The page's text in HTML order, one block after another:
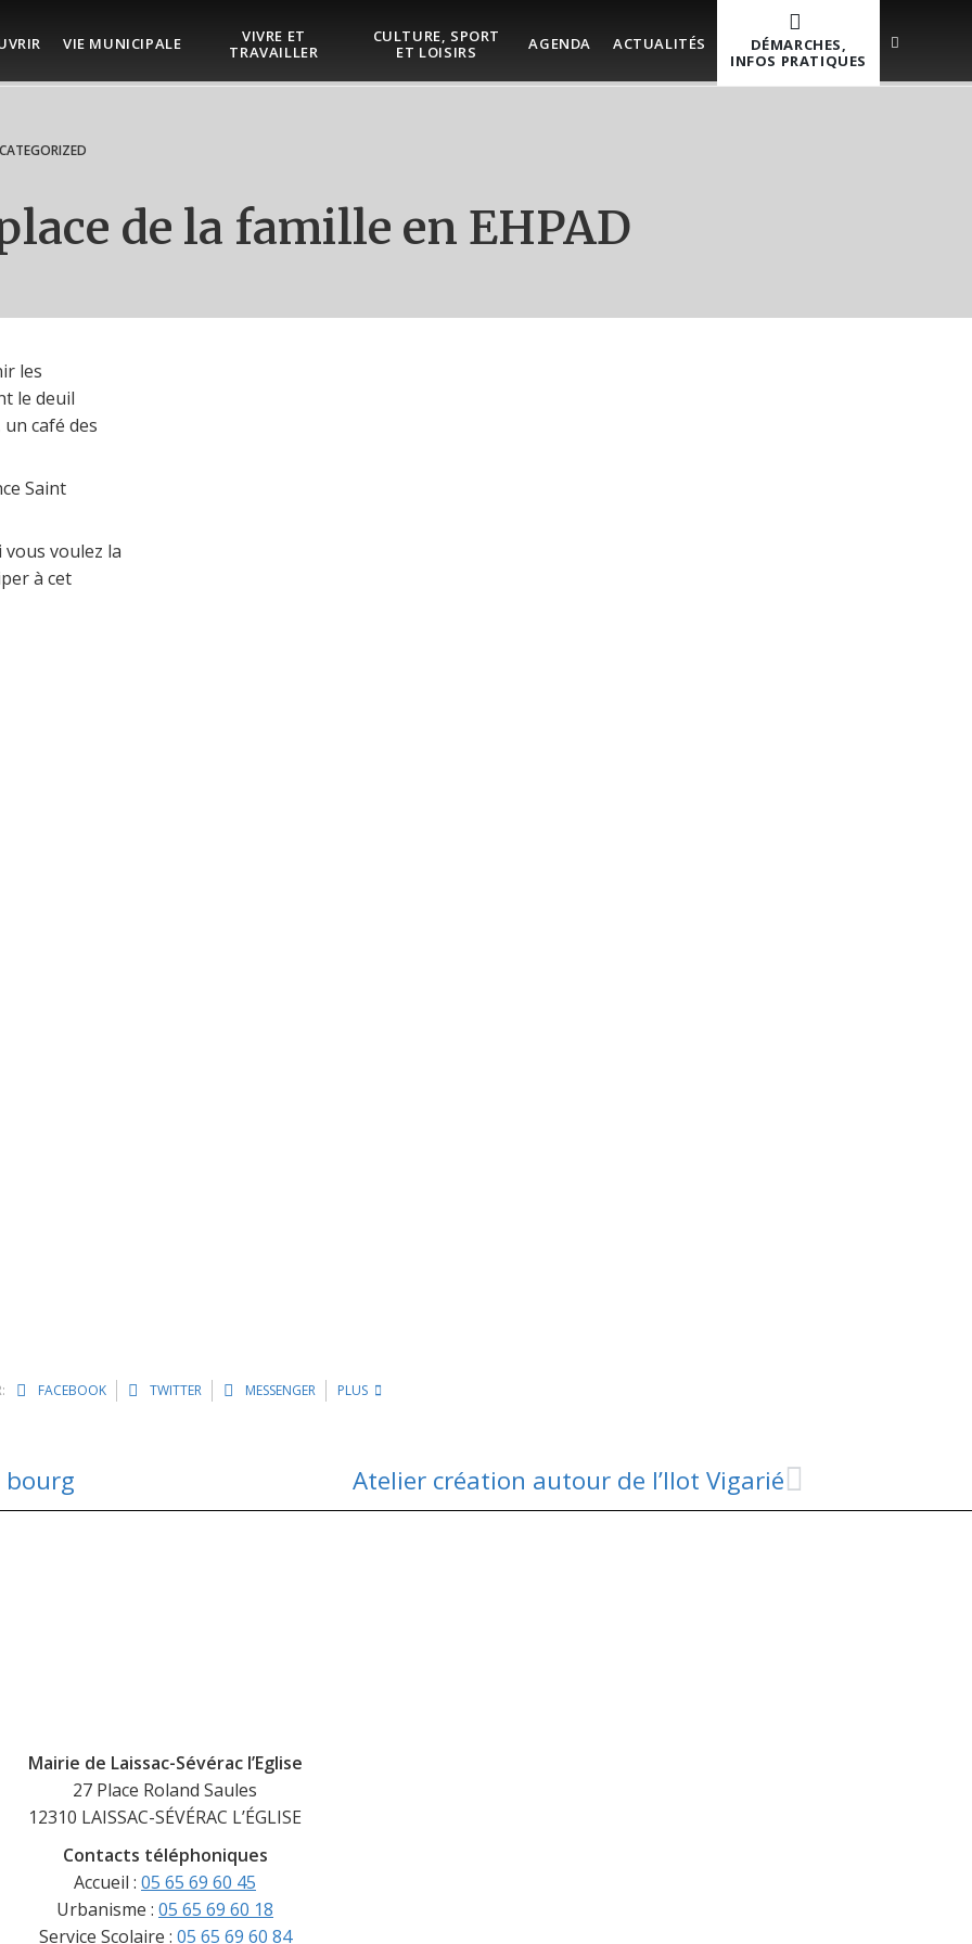
VIE MUNICIPALE
VIVRE ET
TRAVAILLER
CULTURE, SPORT
ET LOISIRS
AGENDA ACTUALITÉS
DÉMARCHES,
INFOS PRATIQUES
de la famille en EHPAD
les
le deuil
café des
Saint
voulez la
à cet
FACEBOOK TWITTER MESSENGER PLUS
bourg Atelier création autour de l’Ilot Vigarié
Mairie de Laissac-Sévérac l’Eglise
27 Place Roland Saules
12310 LAISSAC-SÉVÉRAC L’ÉGLISE
Contacts téléphoniques
Accueil : 05 65 69 60 45
Urbanisme : 05 65 69 60 18
Service Scolaire : 05 65 69 60 84